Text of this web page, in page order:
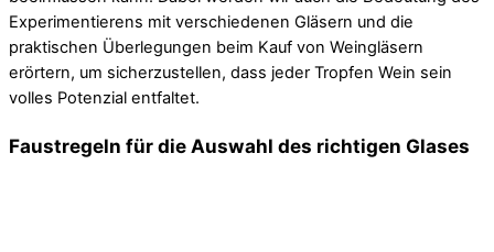
Experimentierens mit verschiedenen Gläsern und die
praktischen Überlegungen beim Kauf von Weingläsern
erörtern, um sicherzustellen, dass jeder Tropfen Wein sein
volles Potenzial entfaltet.
Faustregeln für die Auswahl des richtigen Glases